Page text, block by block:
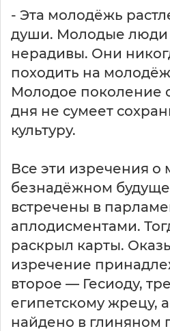
- Эта молодёжь
души. Молодые люди
нерадивы. Они
походить на
Молодое поколение
дня не сумеет
культуру.
Все эти изречения о
безнадёжном
встречены в
аплодисментами.
раскрыл карты.
изречение
второе — Гесиоду,
египетскому жрецу,
найдено в глиняном